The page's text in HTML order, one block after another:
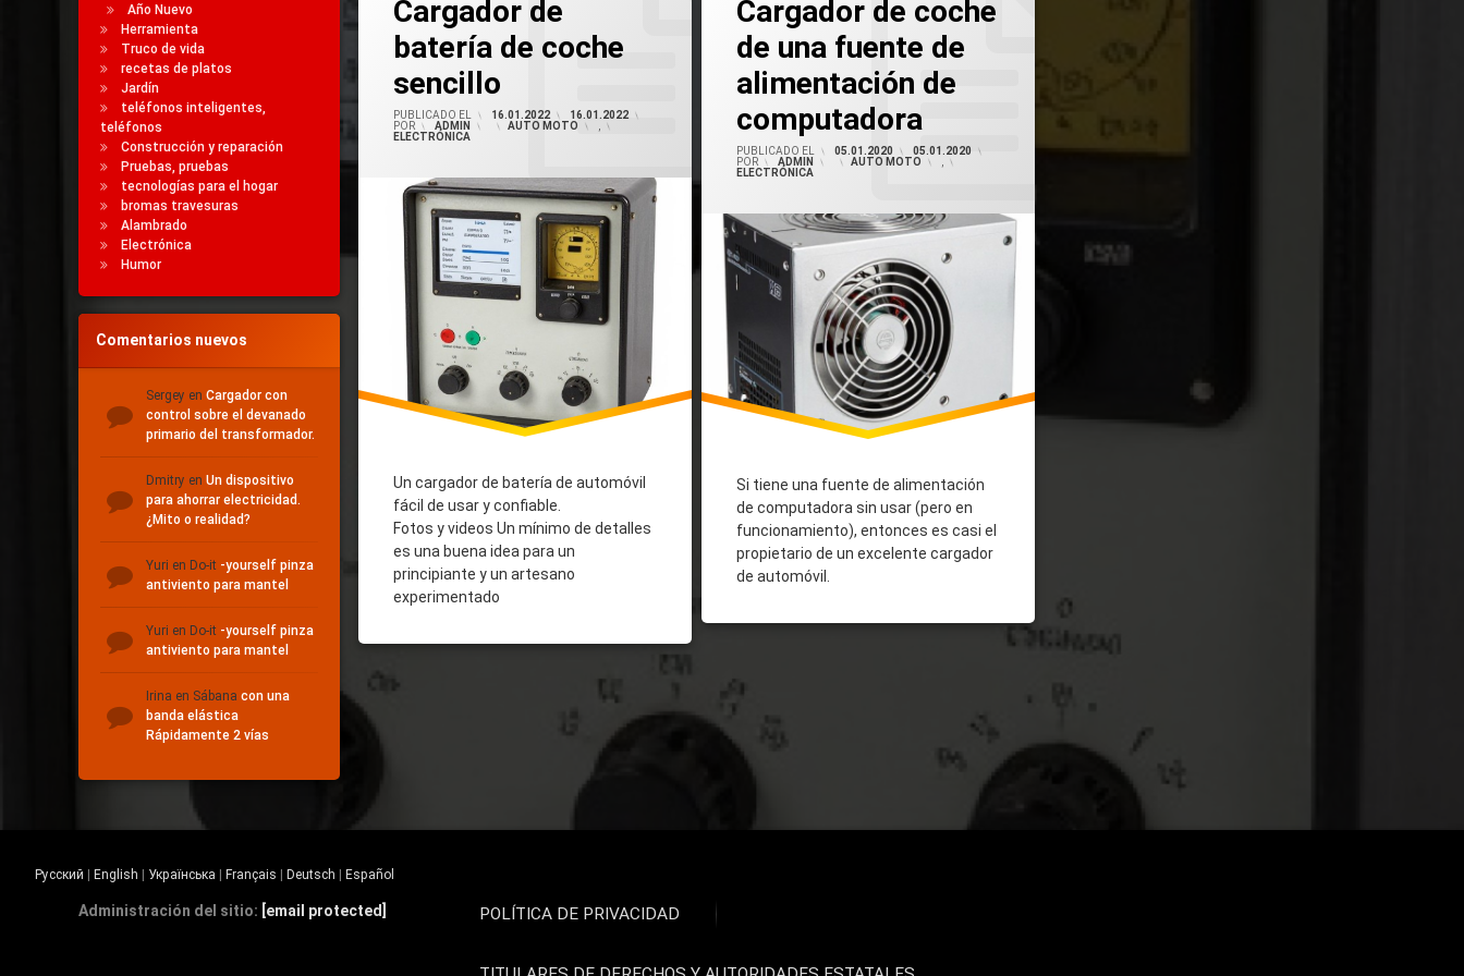
Cargador de
batería de coche
sencillo
PUBLICADO EL 16.01.2022
16.01.2022
POR
ADMIN CATEGORÍAS:
AUTO MOTO
ELECTRÓNICA
Un cargador de batería de automóvil
fácil de usar y confiable.
Fotos y videos Un mínimo de detalles
es una buena idea para un
principiante y un artesano
experimentado
De Coche Bricolaje
Cargador Cargador De Batería De Coche
Cargador
Simple
Cargador de coche
de una fuente de
alimentación de
computadora
PUBLICADO EL 05.01.2020
05.01.2020
POR
ADMIN CATEGORÍAS:
AUTO MOTO
ELECTRÓNICA
Si tiene una fuente de alimentación
de computadora sin usar (pero en
funcionamiento), entonces es casi el
propietario de un excelente cargador
de automóvil.
En Cargador De Automóvil Desde Una Fuente De Alimentación De Computadora
Año Nuevo
Herramienta
Truco de vida
recetas de platos
Jardín
teléfonos inteligentes,
teléfonos
Construcción y reparación
Pruebas, pruebas
tecnologías para el hogar
bromas travesuras
Alambrado
Electrónica
Humor
Comentarios nuevos
Sergey en Cargador con
control sobre el devanado
primario del transformador.
Dmitry en Un dispositivo
para ahorrar electricidad.
¿Mito o realidad?
Yuri en Do-it -yourself pinza
antiviento para mantel
Yuri en Do-it -yourself pinza
antiviento para mantel
Irina en Sábana con una
banda elástica
Rápidamente 2 vías
Русский English Українська Français Deutsch Español
Administración del sitio: [email protected] POLÍTICA DE PRIVACIDAD